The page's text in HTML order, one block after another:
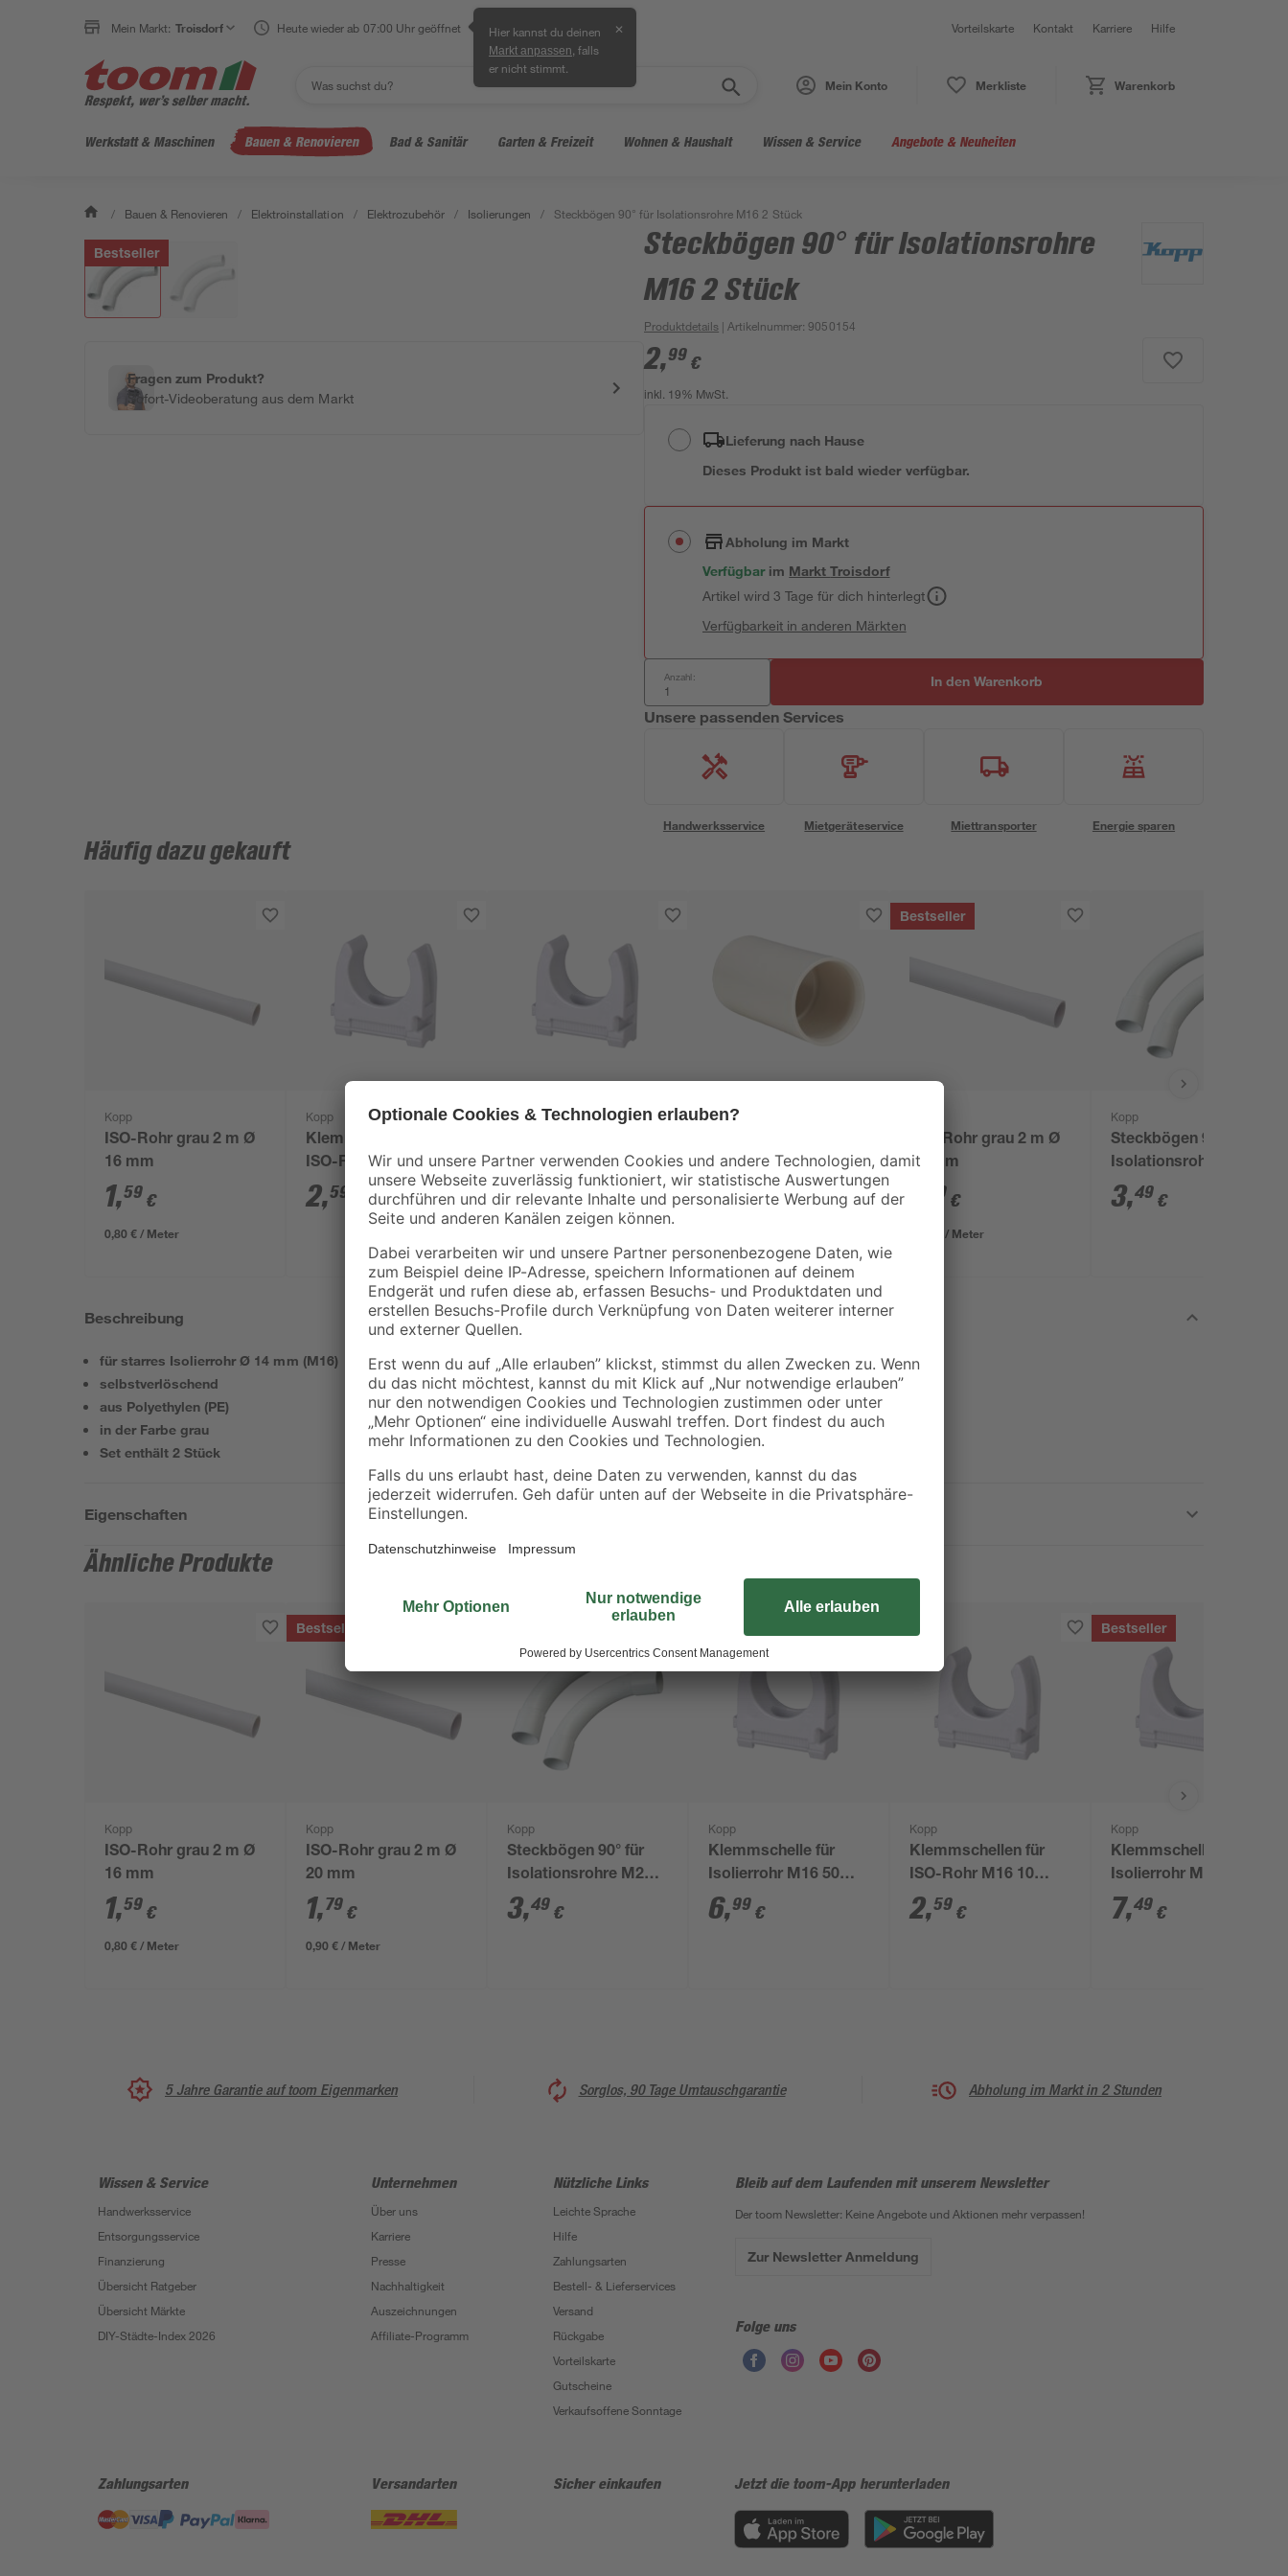
Mein Markt: Troisdorf Heute wieder ab 07:00 Uhr geöffnet Hier kannst du deinen
Markt anpassen , falls
er nicht stimmt.
✕ Vorteilskarte Kontakt Karriere Hilfe
Mein Konto Merkliste Warenkorb
Werkstatt & Maschinen Bauen & Renovieren Bad & Sanitär Garten & Freizeit Wohnen & Haushalt Wissen & Service Angebote & Neuheiten
/ Bauen & Renovieren / Elektroinstallation / Elektrozubehör / Isolierungen / Steckbögen 90° für Isolationsrohre M16 2 Stück
Bestseller
Fragen zum Produkt?
Sofort-Videoberatung aus dem Markt
Steckbögen 90° für Isolationsrohre
M16 2 Stück
Produktdetails | Artikelnummer:9050154
2,99 €
inkl. 19% MwSt.
Lieferung nach Hause
Dieses Produkt ist bald wieder verfügbar.
Abholung im Markt
Verfügbar im MarktTroisdorf
Artikel wird 3 Tage für dich hinterlegt
Verfügbarkeit in anderen Märkten
Anzahl: In den Warenkorb
Unsere passenden Services
Handwerksservice Mietgeräteservice Miettransporter Energie sparen
Häufig dazu gekauft
Kopp
ISO-Rohr grau 2 m Ø
16 mm
1,59 €
0,80 € / Meter
Kopp
Klemmschellen für
ISO-Rohr M16 10
Stück
2,59
Kopp
Isolierrohr M16 50
Stück
6,99€
Kopp
5 Stück
2,49€
Bestseller
ISO-Rohr grau 2 m Ø
20 mm
79 €
0,90 € / Meter
Kopp
Steckbögen 90° für
Isolationsrohre M20 2
Stück
3,49 €
Beschreibung
für starres Isolierrohr Ø 14 mm (M16)
selbstverlöschend
aus Polyethylen (PE)
in der Farbe grau
Set enthält 2 Stück
Eigenschaften
Ähnliche Produkte
Kopp
ISO-Rohr grau 2 m Ø
16 mm
1,59 €
0,80 € / Meter
Bestseller
Kopp
ISO-Rohr grau 2 m Ø
20 mm
1,79 €
0,90 € / Meter
Kopp
Steckbögen 90° für
Isolationsrohre M20 2
Stück
3,49 €
Kopp
Klemmschelle für
Isolierrohr M16 50
Stück
6,99 €
Kopp
Klemmschellen für
ISO-Rohr M16 10
Stück
2,59 €
Bestseller
Kopp
Klemmschellen für
Isolierrohr M20 50
Stück
7,49 €
5 Jahre Garantie auf toom Eigenmarken Sorglos, 90 Tage Umtauschgarantie Abholung im Markt in 2 Stunden
Wissen & Service
Handwerksservice
Entsorgungsservice
Finanzierung
Übersicht Ratgeber
Übersicht Märkte
DIY-Städte-Index 2026
Unternehmen
Über uns
Karriere
Presse
Nachhaltigkeit
Auszeichnungen
Affiliate-Programm
Nützliche Links
Leichte Sprache
Hilfe
Zahlungsarten
Bestell- & Lieferservices
Versand
Rückgabe
Vorteilskarte
Gutscheine
Verkaufsoffene Sonntage
Bleib auf dem Laufenden mit unserem Newsletter
Der toom Newsletter: Keine Angebote und Aktionen mehr verpassen!
Zur Newsletter Anmeldung
Folge uns
Zahlungsarten Versandarten Sicher einkaufen Jetzt die toom-App herunterladen